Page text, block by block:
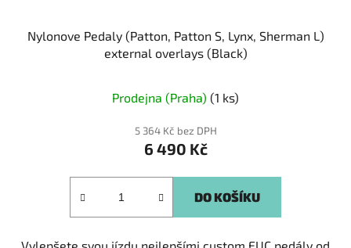
Nylonove Pedaly (Patton, Patton S, Lynx, Sherman L)
external overlays (Black)
Prodejna (Praha) (1 ks)
5 364 Kč bez DPH
6 490 Kč
DO KOŠÍKU